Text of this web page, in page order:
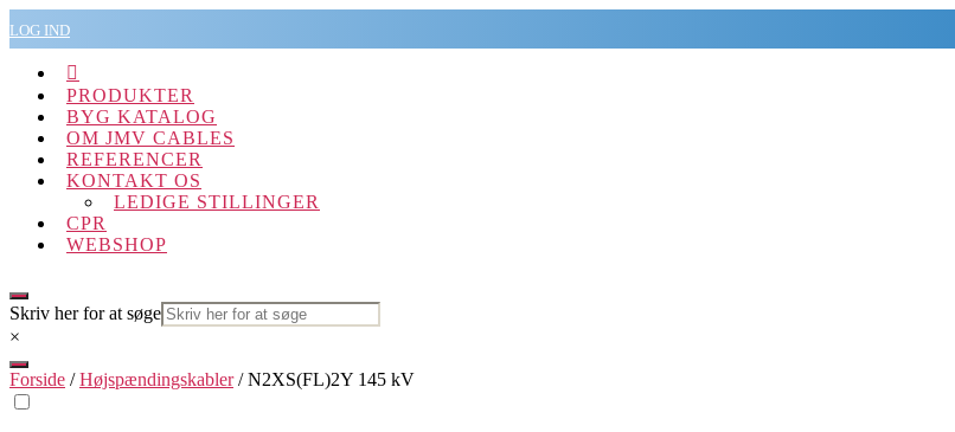
til
indholdet
LOG IND

PRODUKTER
BYG KATALOG
OM JMV CABLES
REFERENCER
KONTAKT OS
LEDIGE STILLINGER
CPR
WEBSHOP
Skriv her for at søge
×
Forside /Højspændingskabler/ N2XS(FL)2Y 145 kV